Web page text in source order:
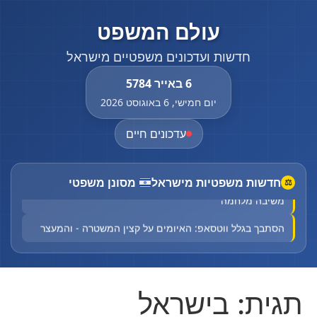
6 באייר 5784
יום חמישי, 6 באוגוסט 2026
עולם המשפט
חדשות ועדכונים משפטיים מישראל
עדכונים חיים
⚖ חדשות משפטיות מישראל מסונן משפטי
"שקרים מכוערים וזדוניים": לאחר התביעה - שרה נתניהו
הסתבך בגלל ווטסאפ: האיומים על קצין המשטרה - והמעצר
רוכב טרקטורון כבן 17 נפצע באורח קשה בתאונת דרכים
תינוק כבן חצי שנה נחנק משקית בביתו בבני ברק - מצבו אנוש
תגית: בישראל